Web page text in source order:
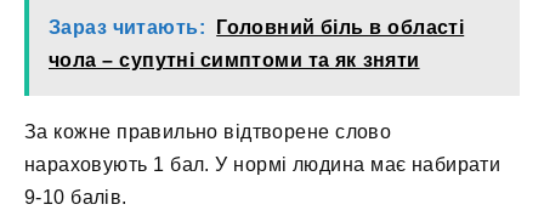
Зараз читають:
Головний біль в області
чола – супутні симптоми та як зняти
За кожне правильно відтворене слово
нараховують 1 бал. У нормі людина має набирати
9-10 балів.